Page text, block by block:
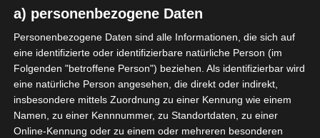
durch Vintage-Schätze. Meinen Alltag und
die kleinen, aber bedeutenden Momente,
die unser Zuhause & unseren Garten
noch gemütlicher machen, teile ich hier
mit euch. Ich lade dich ein, auf meinem
Blog "Röda Hus" zu stöbern. Ich hoffe, du
findest Inspirationen.
a) personenbezogene Daten
Personenbezogene Daten sind alle Informationen, die sich auf
eine identifizierte oder identifizierbare natürliche Person (im
Folgenden "betroffene Person") beziehen. Als identifizierbar wird
eine natürliche Person angesehen, die direkt oder indirekt,
insbesondere mittels Zuordnung zu einer Kennung wie einem
Namen, zu einer Kennnummer, zu Standortdaten, zu einer
Online-Kennung oder zu einem oder mehreren besonderen